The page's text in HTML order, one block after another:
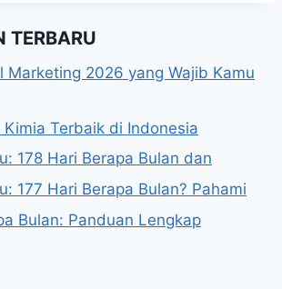
TERBARU
Marketing 2026 yang Wajib Kamu
Kimia Terbaik di Indonesia
178 Hari Berapa Bulan dan
177 Hari Berapa Bulan? Pahami
Bulan: Panduan Lengkap